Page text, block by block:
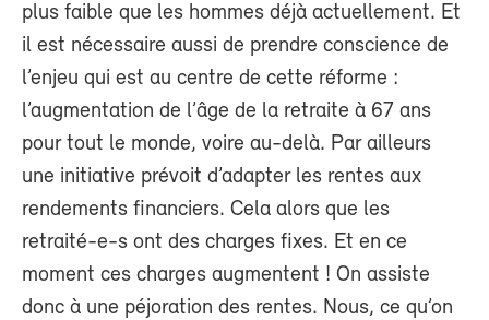
plus faible que les hommes déjà actuellement. Et
il est nécessaire aussi de prendre conscience de
l’enjeu qui est au centre de cette réforme :
l’augmentation de l’âge de la retraite à 67 ans
pour tout le monde, voire au-delà. Par ailleurs
une initiative prévoit d’adapter les rentes aux
rendements financiers. Cela alors que les
retraité-e-s ont des charges fixes. Et en ce
moment ces charges augmentent ! On assiste
donc à une péjoration des rentes. Nous, ce qu’on